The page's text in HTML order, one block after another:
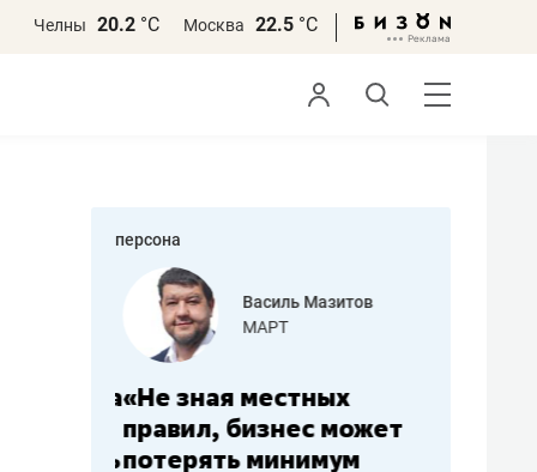
Челны 20.2 °С Москва 22.5 °С
персона
Василь Мазитов
МАРТ
«Не зная местных
правил, бизнес может
потерять минимум